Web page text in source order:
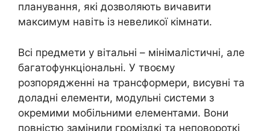
планування, які дозволяють вичавити
максимум навіть із невеликої кімнати.
Всі предмети у вітальні – мінімалістичні, але
багатофункціональні. У твоєму
розпорядженні на трансформери, висувні та
доладні елементи, модульні системи з
окремими мобільними елементами. Вони
повністю замінили громіздкі та неповороткі